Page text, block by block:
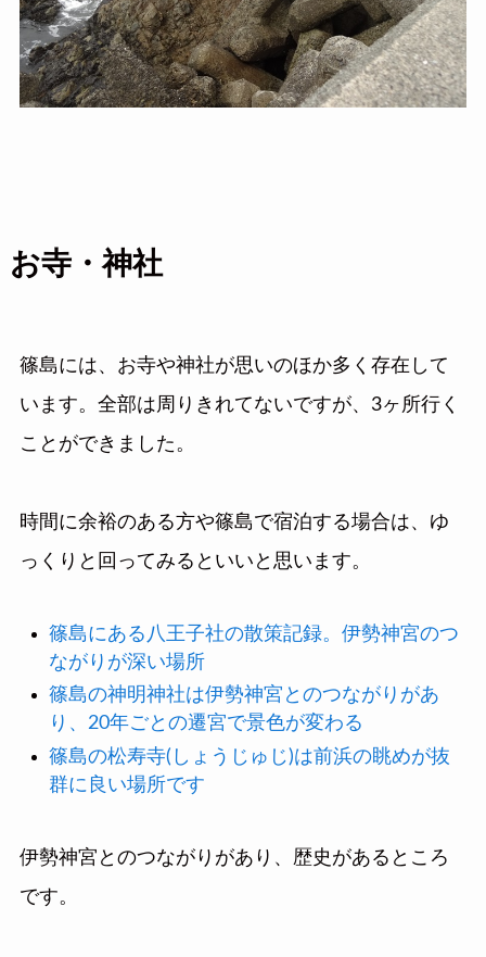
お寺・神社
篠島には、お寺や神社が思いのほか多く存在して
います。全部は周りきれてないですが、3ヶ所行く
ことができました。
時間に余裕のある方や篠島で宿泊する場合は、ゆ
っくりと回ってみるといいと思います。
篠島にある八王子社の散策記録。伊勢神宮のつ
ながりが深い場所
篠島の神明神社は伊勢神宮とのつながりがあ
り、20年ごとの遷宮で景色が変わる
篠島の松寿寺(しょうじゅじ)は前浜の眺めが抜
群に良い場所です
伊勢神宮とのつながりがあり、歴史があるところ
です。